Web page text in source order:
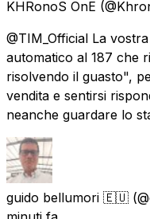
KHRonoS OnE
@TIM_Official La
automatico al 187 che
risolvendo il guasto",
vendita e sentirsi
neanche guardare lo
guido bellumori 🇪🇺